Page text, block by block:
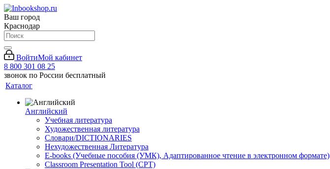
Ваш город
Краснодар
ВойтиМой кабинет
8 800 301 08 25
звонок по России бесплатный
Каталог
Английский
Учебная литература
Художественная литература
Словари/DICTIONARIES
Нехудожественная Литература
E-books (Учебные пособия (УМК), Адаптированное чтение в электронном формате)
Classroom Presentation Tool (CPT)